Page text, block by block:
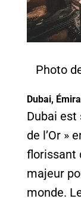
Photo
Dubai,
Dubai est
de l’Or »
florissant
majeur
monde.